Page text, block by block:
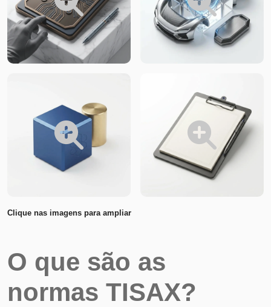
Clique nas imagens para ampliar
O que são as
normas TISAX?